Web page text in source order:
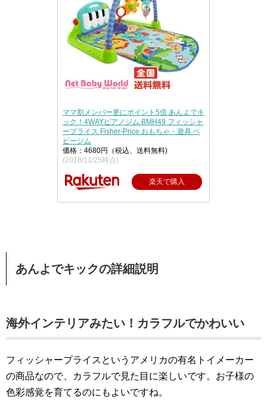
ママ割メンバー更にポイント5倍 あんよでキ
ック！4WAYピアノジム BMH49 フィッシャ
ープライス Fisher-Price おもちゃ・遊具 ベ
ビージム
価格：4680円（税込、送料無料)
(2018/11/25時点)
楽天で購入
あんよでキックの詳細説明
海外インテリアみたい！カラフルでかわいい
フィッシャープライスというアメリカの有名トイメーカー
の商品なので、カラフルで見た目に楽しいです。お子様の
色彩感覚を育てるのにもよいですね。